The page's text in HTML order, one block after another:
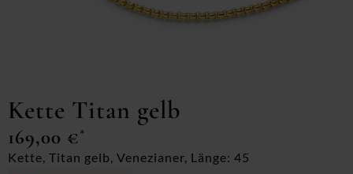
Kette Titan gelb
169,00 €*
Kette, Titan gelb, Venezianer, Länge: 45